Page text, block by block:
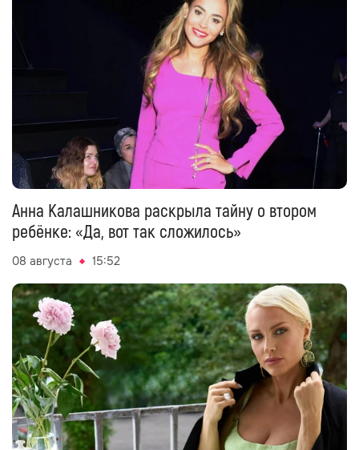
Анна Калашникова раскрыла тайну о втором
ребёнке: «Да, вот так сложилось»
08 августа 15:52